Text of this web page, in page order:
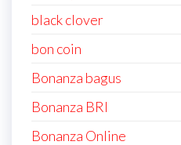
black clover
bon coin
Bonanza bagus
Bonanza BRI
Bonanza Online